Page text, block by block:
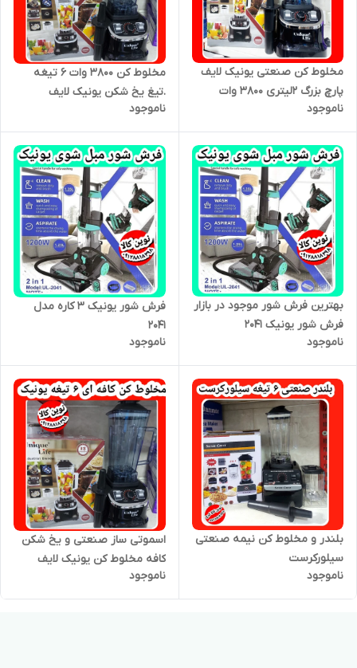
مخلوط کن صنعتی یونیک لایف
پارچ بزرگ ۲لیتری ۳۸۰۰ وات
ناموجود
مخلوط کن ۳۸۰۰ وات ۶ تیغه
.تیغ یخ شکن یونیک لایف
ناموجود
بهترین فرش شور موجود در بازار
فرش شور یونیک ۲۰۴۱
ناموجود
فرش شور یونیک ۳ کاره مدل
۲۰۴۱
ناموجود
بلندر و مخلوط کن نیمه صنعتی
سیلورکرست
ناموجود
اسموتی ساز صنعتی و یخ شکن
کافه مخلوط کن یونیک لایف
ناموجود